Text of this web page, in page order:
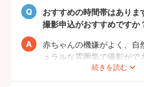
（産後は赤ちゃんのお世話
により、検討する時間を確
い場合が多いです。）
おすすめの時間帯はありま
撮影申込がおすすめですか
続きを読む
赤ちゃんの機嫌がよく、自
ュラルな雰囲気で撮影がで
赤ちゃんもお母さんも、お